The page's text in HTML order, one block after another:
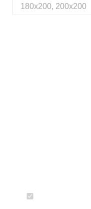
180х200, 200х200